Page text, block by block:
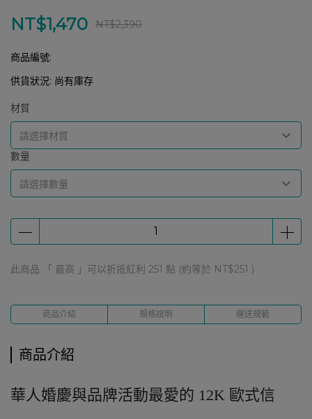
NT$1,470 NT$2,390
商品編號:
供貨狀況: 尚有庫存
材質
請選擇材質
數量
請選擇數量
此商品 「 最高 」可以折抵紅利 251 點 (約等於 NT$251 )
商品介紹 規格說明 運送規範
商品介紹
華人婚慶與品牌活動最愛的 12K 歐式信